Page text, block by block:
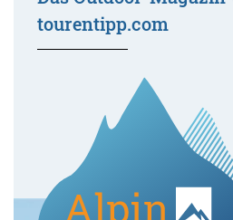
tourentipp.com